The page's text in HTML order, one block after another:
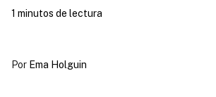
Por Ema Holguin
1 minutos de lectura